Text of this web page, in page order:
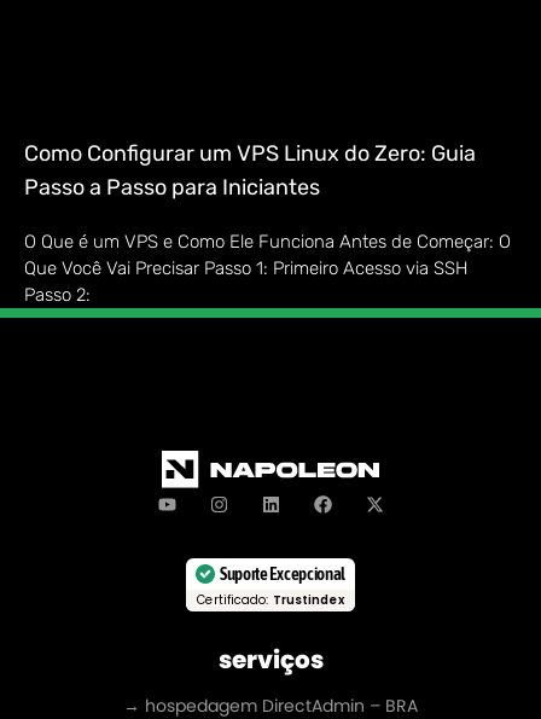
Como Configurar um VPS Linux do Zero: Guia
Passo a Passo para Iniciantes
O Que é um VPS e Como Ele Funciona Antes de Começar: O
Que Você Vai Precisar Passo 1: Primeiro Acesso via SSH
Passo 2:
Suporte Excepcional
Certificado: Trustindex
serviços
→ hospedagem DirectAdmin – BRA